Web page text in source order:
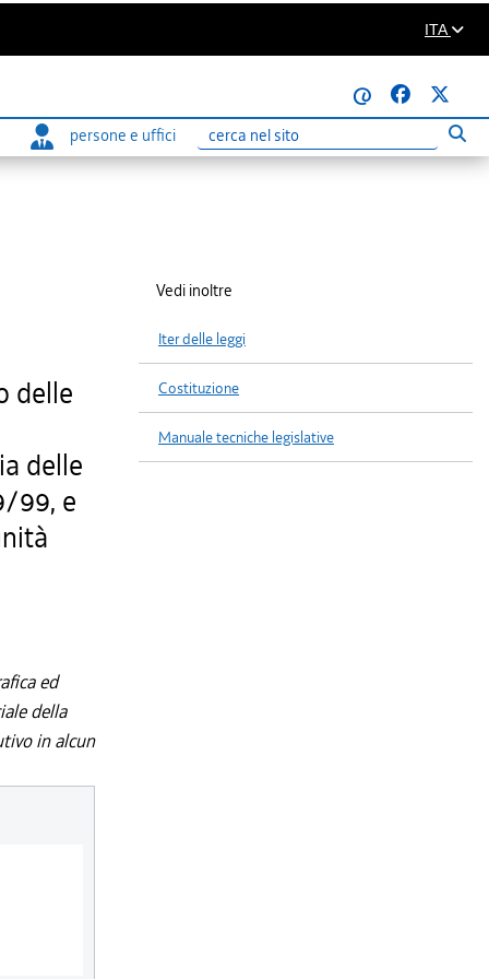
ITA
@
persone e uffici
Ricerca
delle
delle
99, e
ed
della
in alcun
Vedi inoltre
Iter delle leggi
Costituzione
Manuale tecniche legislative